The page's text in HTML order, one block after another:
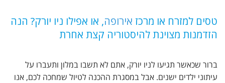
טסים למזרח או מרכז אירופה, או אפילו ניו יורק? הנה
הזדמנות מצוינת להיסטוריה קצת אחרת
ברור שכאשר תגיעו לניו יורק, אתם לא תשבו במלון ותעברו על
עיתוני ילדים ישנים. אבל במסגרת ההכנה לטיול שמחכה לכם, אנו